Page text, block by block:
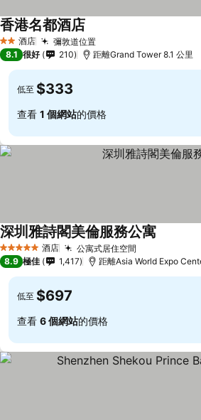
2 星級酒店 彌敦道位置
香港名都酒店
8.1 很好 210 距離Grand Tower 8.1 公里
低至 $333
查看 1 個網站的價格
5 星級 酒店 公寓式居住空間
深圳雅詩閣美倫服務公寓
8.9 極佳 1,417 距離Asia World Expo
低至 $697
查看 6 個網站的價格